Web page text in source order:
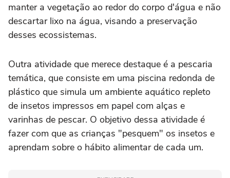
manter a vegetação ao redor do corpo d'água e não
descartar lixo na água, visando a preservação
desses ecossistemas.
Outra atividade que merece destaque é a pescaria
temática, que consiste em uma piscina redonda de
plástico que simula um ambiente aquático repleto
de insetos impressos em papel com alças e
varinhas de pescar. O objetivo dessa atividade é
fazer com que as crianças "pesquem" os insetos e
aprendam sobre o hábito alimentar de cada um.